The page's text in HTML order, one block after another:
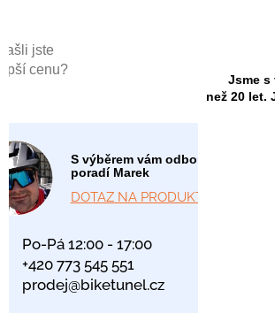
jste
cenu?
S výběrem vám odborně
poradí Marek
DOTAZ NA PRODUKT
Po-Pá 12:00 - 17:00
+420 773 545 551
prodej@biketunel.cz
Jsme s
než 20 let.